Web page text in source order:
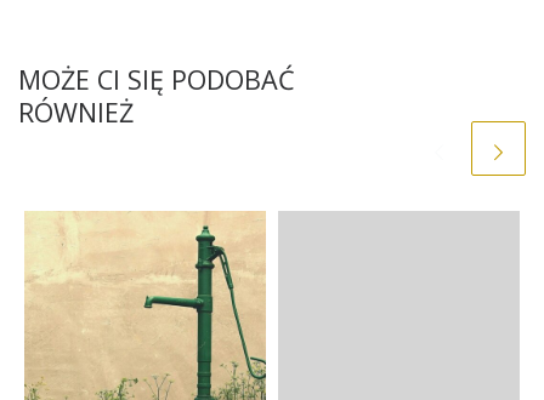
MOŻE CI SIĘ PODOBAĆ
RÓWNIEŻ